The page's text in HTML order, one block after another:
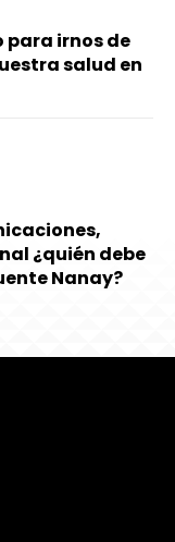
para irnos de
salud en
¿quién debe
Nanay?